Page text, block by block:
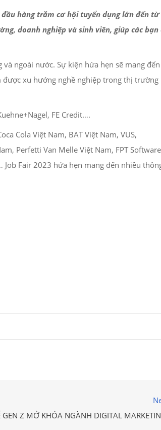
hàng trăm cơ hội tuyển dụng lớn đến
doanh nghiệp và sinh viên, giúp các bạn
ngoài nước. Sự kiện hứa hẹn sẽ mang đến
xu hướng nghề nghiệp trong thị trường
FE Credit….
Cola Việt Nam, BAT Việt Nam, VUS,
Perfetti Van Melle Việt Nam, FPT
Job Fair 2023 hứa hẹn mang đến nhiều
GEN Z MỞ KHÓA NGÀNH DIGITAL